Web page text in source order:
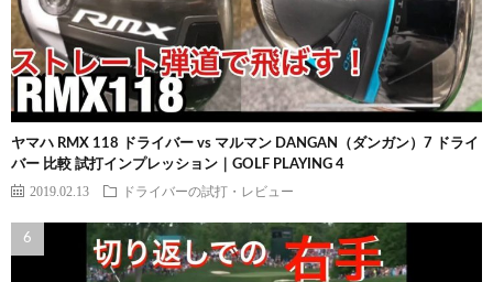
ヤマハ RMX 118 ドライバー vs マルマン DANGAN（ダンガン）7 ドライ
バー 比較 試打インプレッション｜GOLF PLAYING 4
2019.02.13 ドライバーの試打・レビュー